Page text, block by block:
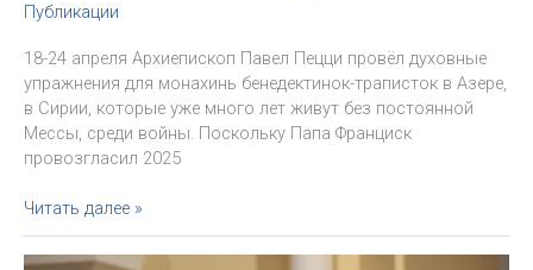
Публикации
18-24 апреля Архиепископ Павел Пецци провёл духовные
упражнения для монахинь бенедектинок-траписток в Азере,
в Сирии, которые уже много лет живут без постоянной
Мессы, среди войны. Поскольку Папа Франциск
провозгласил 2025
10
тезисов
о
Читать далее »